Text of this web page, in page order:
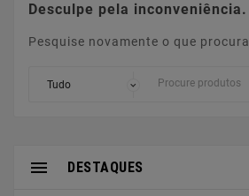
Desculpe pela inconveniência.
Pesquise novamente o que procura
DESTAQUES
